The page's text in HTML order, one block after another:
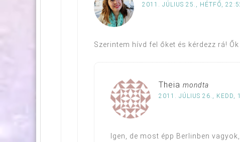
2011. JÚLIUS 25., HÉTFŐ,
Szerintem hívd fel őket és kérdezz rá!
Theia mondta
2011. JÚLIUS 26., KEDD,
Igen, de most épp Berlinben